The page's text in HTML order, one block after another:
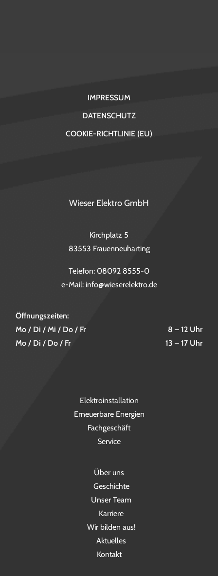
IMPRESSUM
DATENSCHUTZ
COOKIE-RICHTLINIE (EU)
Wieser Elektro GmbH
Kirchplatz 5
83553 Frauenneuharting
Telefon: 08092 8555-0
e-Mail: info@wieserelektro.de
Öffnungszeiten:
Mo / Di / Mi / Do / Fr
8 – 12 Uhr
Mo / Di / Do / Fr
13 – 17 Uhr
Elektroinstallation
Erneuerbare Energien
Fachgeschäft
Service
Über uns
Geschichte
Unser Team
Karriere
Wir bilden aus!
Aktuelles
Kontakt